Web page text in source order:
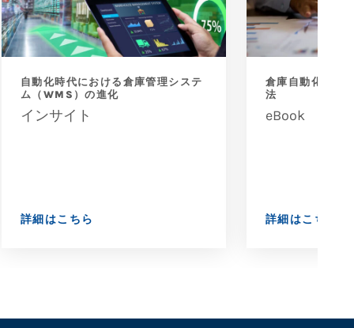
自動化時代における倉庫管理システ
ム（WMS）の進化
インサイト
詳細はこちら
倉庫自動化の真
法
eBook
詳細はこちら